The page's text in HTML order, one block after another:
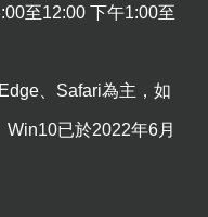
至12:00 下午1:00至
、Safari為主，如
已於2022年6月